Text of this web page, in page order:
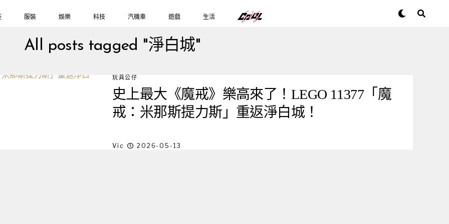
服裝 娛樂 科技 汽機車 遊戲 生活
All posts tagged "淨白城"
玩具公仔
史上最大《魔戒》樂高來了！LEGO 11377「魔
戒：米那斯提力斯」重返淨白城！
Vic 2026-05-13